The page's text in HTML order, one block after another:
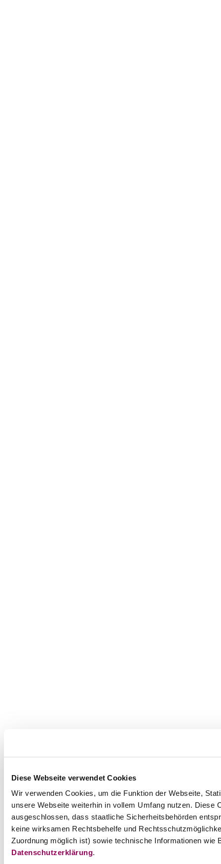
Diese Webseite verwendet Cookies
Wir verwenden Cookies, um die Funktion der Webseite,
unsere Webseite weiterhin in vollem Umfang nutzen.
ausgeschlossen, dass staatliche Sicherheitsbehörden
keine wirksamen Rechtsbehelfe und
Zuordnung möglich ist) sowie technische Informationen
Datenschutzerklärung.